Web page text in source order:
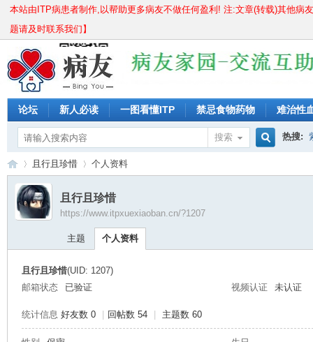
本站由ITP病患者制作,以帮助更多病友不做任何盈利! 注:文章(转载)其他
题请及时联系我们】
论坛 新人必读 一图看懂ITP 禁忌食物药物 难治性
儿童痊愈分享 长期激素无效怎么办? 紫
搜索 热搜:
›
且行且珍惜 个人资料
且行且珍惜
https://www.itpxuexiaoban.cn/?1207
主题 个人资料
且行且珍惜(UID: 1207)
邮箱状态
已验证 视频认证 未认证
统计信息 好友数 0 回帖数 54 主题数 60